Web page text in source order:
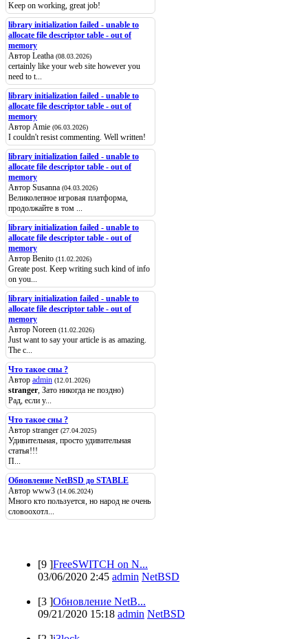
Keep on working, great job!
library initialization failed - unable to
allocate file descriptor table - out of
memory
Автор Leatha (08.03.2026)
certainly like your web site however you
need to t...
library initialization failed - unable to
allocate file descriptor table - out of
memory
Автор Amie (06.03.2026)
I couldn't resist commenting. Well written!
library initialization failed - unable to
allocate file descriptor table - out of
memory
Автор Susanna (04.03.2026)
Великолепное игровая платформа,
продолжайте в том ...
library initialization failed - unable to
allocate file descriptor table - out of
memory
Автор Benito (11.02.2026)
Greate post. Keep writing such kind of info
on you...
library initialization failed - unable to
allocate file descriptor table - out of
memory
Автор Noreen (11.02.2026)
Just want to say your article is as amazing.
The c...
Что такое сны ?
Автор admin (12.01.2026)
stranger, Зато никогда не поздно)
Рад, если у...
Что такое сны ?
Автор stranger (27.04.2025)
Удивительная, просто удивительная
статья!!!
П...
Обновление NetBSD до STABLE
Автор www3 (14.06.2024)
Много кто пользуется, но народ не очень
словоохотл...
[9 ]FreeSWITCH on N...
03/06/2020 2:45 admin NetBSD
[3 ]Обновление NetB...
09/21/2020 15:18 admin NetBSD